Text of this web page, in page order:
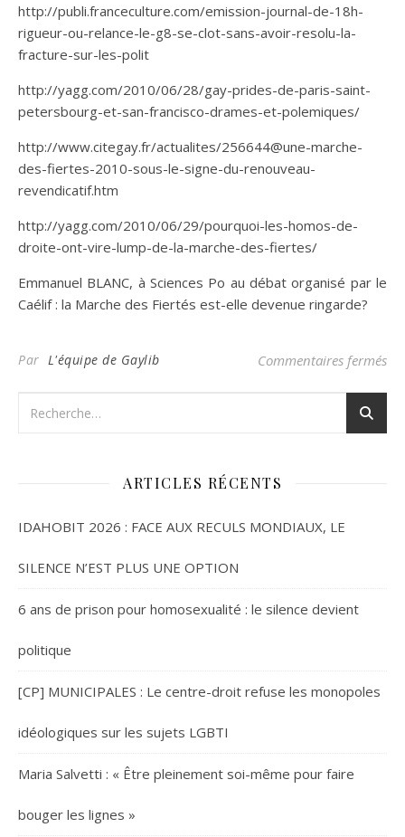
http://publi.franceculture.com/emission-journal-de-18h-
rigueur-ou-relance-le-g8-se-clot-sans-avoir-resolu-la-
fracture-sur-les-polit
http://yagg.com/2010/06/28/gay-prides-de-paris-saint-
petersbourg-et-san-francisco-drames-et-polemiques/
http://www.citegay.fr/actualites/256644@une-marche-
des-fiertes-2010-sous-le-signe-du-renouveau-
revendicatif.htm
http://yagg.com/2010/06/29/pourquoi-les-homos-de-
droite-ont-vire-lump-de-la-marche-des-fiertes/
Emmanuel BLANC, à Sciences Po au débat organisé par le
Caélif : la Marche des Fiertés est-elle devenue ringarde?
Par L'équipe de Gaylib Commentaires fermés
ARTICLES RÉCENTS
IDAHOBIT 2026 : FACE AUX RECULS MONDIAUX, LE
SILENCE N’EST PLUS UNE OPTION
6 ans de prison pour homosexualité : le silence devient
politique
[CP] MUNICIPALES : Le centre-droit refuse les monopoles
idéologiques sur les sujets LGBTI
Maria Salvetti : « Être pleinement soi-même pour faire
bouger les lignes »